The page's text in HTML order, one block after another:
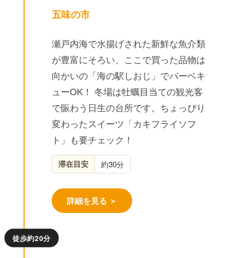
五味の市
瀬戸内海で水揚げされた新鮮な魚介類
が豊富にそろい、ここで買った品物は
向かいの「海の駅しおじ」でバーベキ
ューOK！ 冬場は牡蠣目当ての観光客
で賑わう日生の台所です。ちょっぴり
変わったスイーツ「カキフライソフ
ト」も要チェック！
滞在目安 約30分
詳細を見る ＞
徒歩約20分